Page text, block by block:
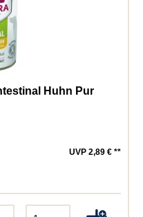
Huhn Pur
UVP 2,89 € **